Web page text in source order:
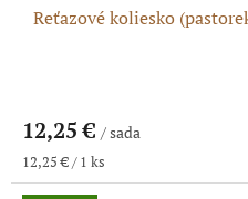
Reťazové koliesko
12,25 € / sada
Jednotková
cena:
12,25 € / 1 ks